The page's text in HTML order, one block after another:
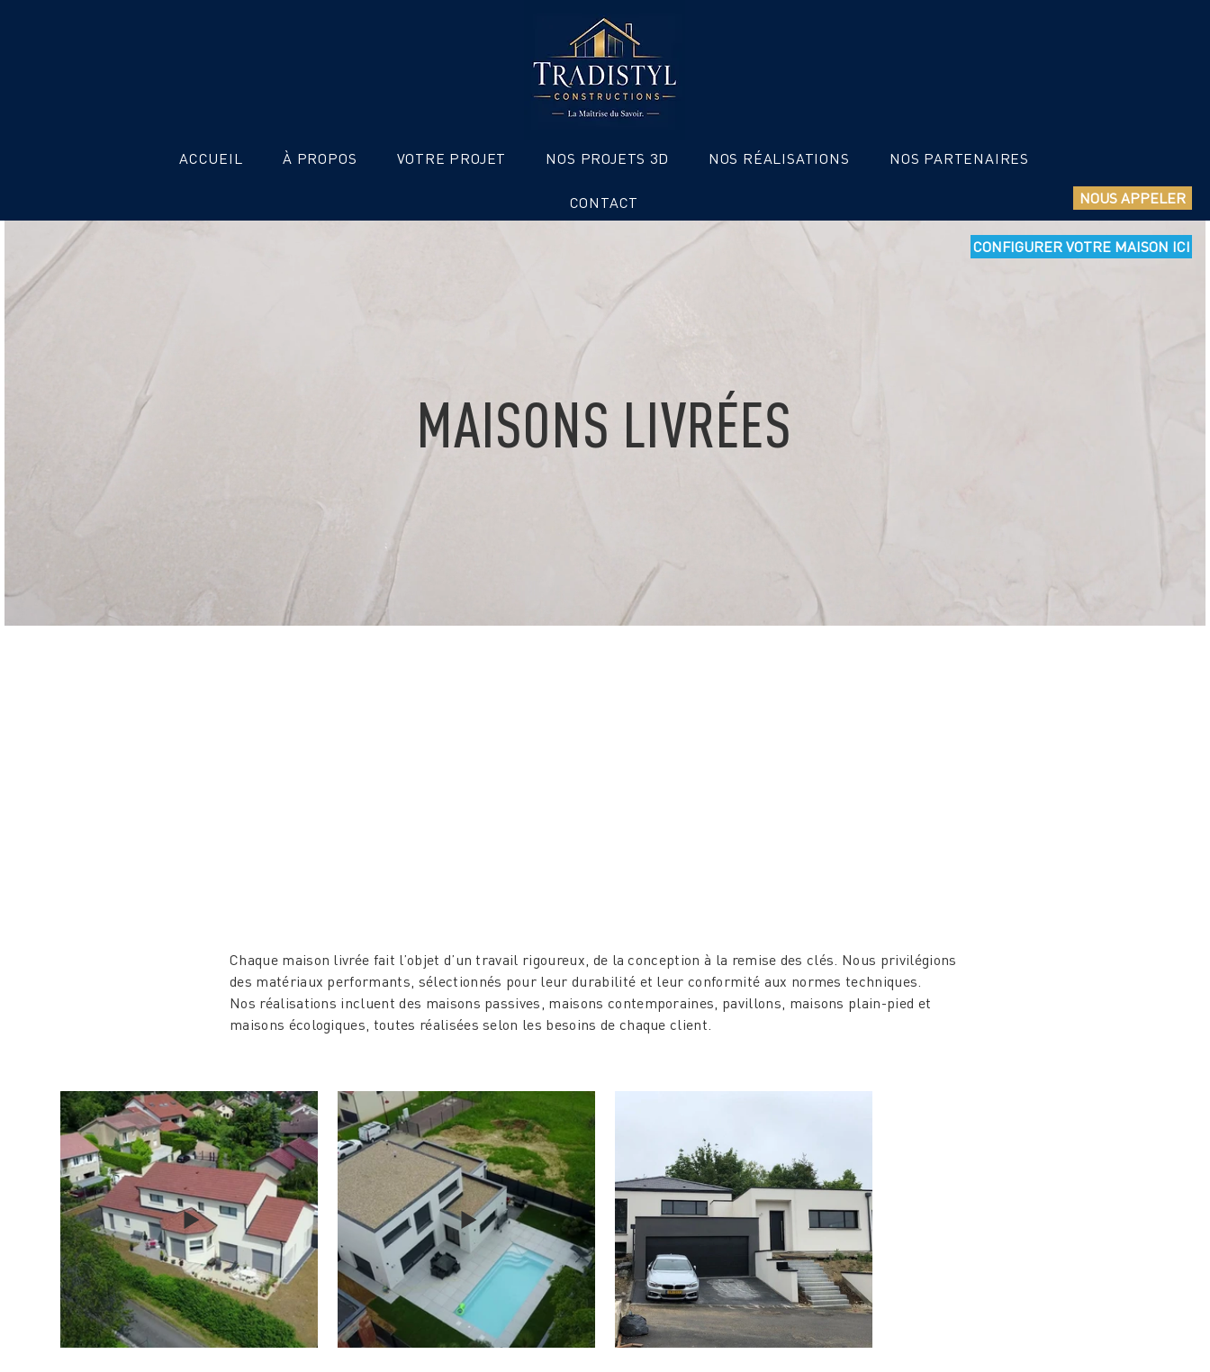
NOUS APPELER
CONFIGURER VOTRE MAISON ICI
ACCUEIL À PROPOS VOTRE PROJET NOS PROJETS 3D NOS RÉALISATIONS NOS PARTENAIRES
CONTACT
MAISONS LIVRÉES
Chaque maison livrée fait l’objet d’un travail rigoureux, de la conception à la remise des clés. Nous privilégions
des matériaux performants, sélectionnés pour leur durabilité et leur conformité aux normes techniques.
Nos réalisations incluent des maisons passives, maisons contemporaines, pavillons, maisons plain-pied et
maisons écologiques, toutes réalisées selon les besoins de chaque client.